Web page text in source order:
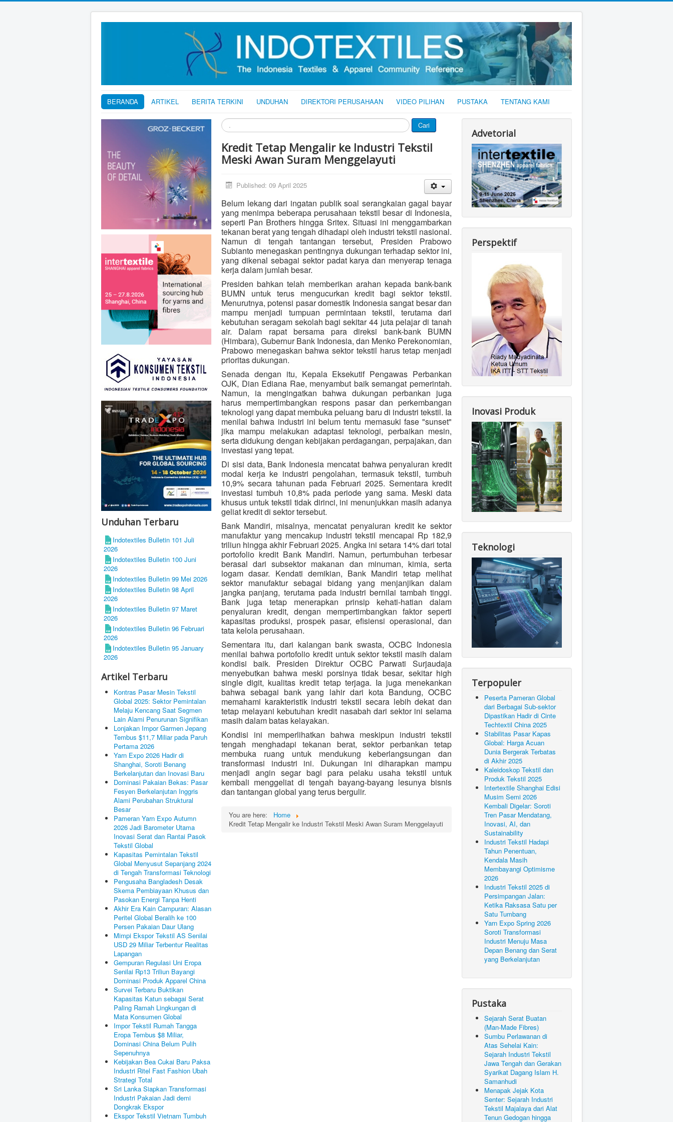
BERANDA ARTIKEL BERITA TERKINI UNDUHAN DIREKTORI PERUSAHAAN VIDEO PILIHAN PUSTAKA TENTANG KAMI
Unduhan Terbaru
Indotextiles Bulletin 101 Juli
2026
Indotextiles Bulletin 100 Juni
2026
Indotextiles Bulletin 99 Mei 2026
Indotextiles Bulletin 98 April
2026
Indotextiles Bulletin 97 Maret
2026
Indotextiles Bulletin 96 Februari
2026
Indotextiles Bulletin 95 January
2026
Artikel Terbaru
Kontras Pasar Mesin Tekstil
Global 2025: Sektor Pemintalan
Melaju Kencang Saat Segmen
Lain Alami Penurunan Signifikan
Lonjakan Impor Garmen Jepang
Tembus $11,7 Miliar pada Paruh
Pertama 2026
Yarn Expo 2026 Hadir di
Shanghai, Soroti Benang
Berkelanjutan dan Inovasi Baru
Dominasi Pakaian Bekas: Pasar
Fesyen Berkelanjutan Inggris
Alami Perubahan Struktural
Besar
Pameran Yarn Expo Autumn
2026 Jadi Barometer Utama
Inovasi Serat dan Rantai Pasok
Tekstil Global
Kapasitas Pemintalan Tekstil
Global Menyusut Sepanjang 2024
di Tengah Transformasi Teknologi
Pengusaha Bangladesh Desak
Skema Pembiayaan Khusus dan
Pasokan Energi Tanpa Henti
Akhir Era Kain Campuran: Alasan
Peritel Global Beralih ke 100
Persen Pakaian Daur Ulang
Mimpi Ekspor Tekstil AS Senilai
USD 29 Miliar Terbentur Realitas
Lapangan
Gempuran Regulasi Uni Eropa
Senilai Rp13 Triliun Bayangi
Dominasi Produk Apparel China
Survei Terbaru Buktikan
Kapasitas Katun sebagai Serat
Paling Ramah Lingkungan di
Mata Konsumen Global
Impor Tekstil Rumah Tangga
Eropa Tembus $8 Miliar,
Dominasi China Belum Pulih
Sepenuhnya
Kebijakan Bea Cukai Baru Paksa
Industri Ritel Fast Fashion Ubah
Strategi Total
Sri Lanka Siapkan Transformasi
Industri Pakaian Jadi demi
Dongkrak Ekspor
Ekspor Tekstil Vietnam Tumbuh
Cari Cari
Kredit Tetap Mengalir ke Industri Tekstil
Meski Awan Suram Menggelayuti
Published: 09 April 2025
Belum lekang dari ingatan publik soal serangkaian gagal bayar
yang menimpa beberapa perusahaan tekstil besar di Indonesia,
seperti Pan Brothers hingga Sritex. Situasi ini menggambarkan
tekanan berat yang tengah dihadapi oleh industri tekstil nasional.
Namun di tengah tantangan tersebut, Presiden Prabowo
Subianto menegaskan pentingnya dukungan terhadap sektor ini,
yang dikenal sebagai sektor padat karya dan menyerap tenaga
kerja dalam jumlah besar.
Presiden bahkan telah memberikan arahan kepada bank-bank
BUMN untuk terus mengucurkan kredit bagi sektor tekstil.
Menurutnya, potensi pasar domestik Indonesia sangat besar dan
mampu menjadi tumpuan permintaan tekstil, terutama dari
kebutuhan seragam sekolah bagi sekitar 44 juta pelajar di tanah
air. Dalam rapat bersama para direksi bank-bank BUMN
(Himbara), Gubernur Bank Indonesia, dan Menko Perekonomian,
Prabowo menegaskan bahwa sektor tekstil harus tetap menjadi
prioritas dukungan.
Senada dengan itu, Kepala Eksekutif Pengawas Perbankan
OJK, Dian Ediana Rae, menyambut baik semangat pemerintah.
Namun, ia mengingatkan bahwa dukungan perbankan juga
harus mempertimbangkan respons pasar dan perkembangan
teknologi yang dapat membuka peluang baru di industri tekstil. Ia
menilai bahwa industri ini belum tentu memasuki fase "sunset"
jika mampu melakukan adaptasi teknologi, perbaikan mesin,
serta didukung dengan kebijakan perdagangan, perpajakan, dan
investasi yang tepat.
Di sisi data, Bank Indonesia mencatat bahwa penyaluran kredit
modal kerja ke industri pengolahan, termasuk tekstil, tumbuh
10,9% secara tahunan pada Februari 2025. Sementara kredit
investasi tumbuh 10,8% pada periode yang sama. Meski data
khusus untuk tekstil tidak dirinci, ini menunjukkan masih adanya
geliat kredit di sektor tersebut.
Bank Mandiri, misalnya, mencatat penyaluran kredit ke sektor
manufaktur yang mencakup industri tekstil mencapai Rp 182,9
triliun hingga akhir Februari 2025. Angka ini setara 14% dari total
portofolio kredit Bank Mandiri. Namun, pertumbuhan terbesar
berasal dari subsektor makanan dan minuman, kimia, serta
logam dasar. Kendati demikian, Bank Mandiri tetap melihat
sektor manufaktur sebagai bidang yang menjanjikan dalam
jangka panjang, terutama pada industri bernilai tambah tinggi.
Bank juga tetap menerapkan prinsip kehati-hatian dalam
penyaluran kredit, dengan mempertimbangkan faktor seperti
kapasitas produksi, prospek pasar, efisiensi operasional, dan
tata kelola perusahaan.
Sementara itu, dari kalangan bank swasta, OCBC Indonesia
menilai bahwa portofolio kredit untuk sektor tekstil masih dalam
kondisi baik. Presiden Direktur OCBC Parwati Surjaudaja
menyebutkan bahwa meski porsinya tidak besar, sekitar high
single digit, kualitas kredit tetap terjaga. Ia juga menekankan
bahwa sebagai bank yang lahir dari kota Bandung, OCBC
memahami karakteristik industri tekstil secara lebih dekat dan
tetap melayani kebutuhan kredit nasabah dari sektor ini selama
masih dalam batas kelayakan.
Kondisi ini memperlihatkan bahwa meskipun industri tekstil
tengah menghadapi tekanan berat, sektor perbankan tetap
membuka ruang untuk mendukung keberlangsungan dan
transformasi industri ini. Dukungan ini diharapkan mampu
menjadi angin segar bagi para pelaku usaha tekstil untuk
kembali menggeliat di tengah bayang-bayang lesunya bisnis
dan tantangan global yang terus bergulir.
You are here:
Home
Kredit Tetap Mengalir ke Industri Tekstil Meski Awan Suram Menggelayuti
Advetorial
Perspektif
Inovasi Produk
Teknologi
Terpopuler
Peserta Pameran Global
dari Berbagai Sub-sektor
Dipastikan Hadir di Cinte
Techtextil China 2025
Stabilitas Pasar Kapas
Global: Harga Acuan
Dunia Bergerak Terbatas
di Akhir 2025
Kaleidoskop Tekstil dan
Produk Tekstil 2025
Intertextile Shanghai Edisi
Musim Semi 2026
Kembali Digelar: Soroti
Tren Pasar Mendatang,
Inovasi, AI, dan
Sustainability
Industri Tekstil Hadapi
Tahun Penentuan,
Kendala Masih
Membayangi Optimisme
2026
Industri Tekstil 2025 di
Persimpangan Jalan:
Ketika Raksasa Satu per
Satu Tumbang
Yarn Expo Spring 2026
Soroti Transformasi
Industri Menuju Masa
Depan Benang dan Serat
yang Berkelanjutan
Pustaka
Sejarah Serat Buatan
(Man-Made Fibres)
Sumbu Perlawanan di
Atas Sehelai Kain:
Sejarah Industri Tekstil
Jawa Tengah dan Gerakan
Syarikat Dagang Islam H.
Samanhudi
Menapak Jejak Kota
Senter: Sejarah Industri
Tekstil Majalaya dari Alat
Tenun Gedogan hingga